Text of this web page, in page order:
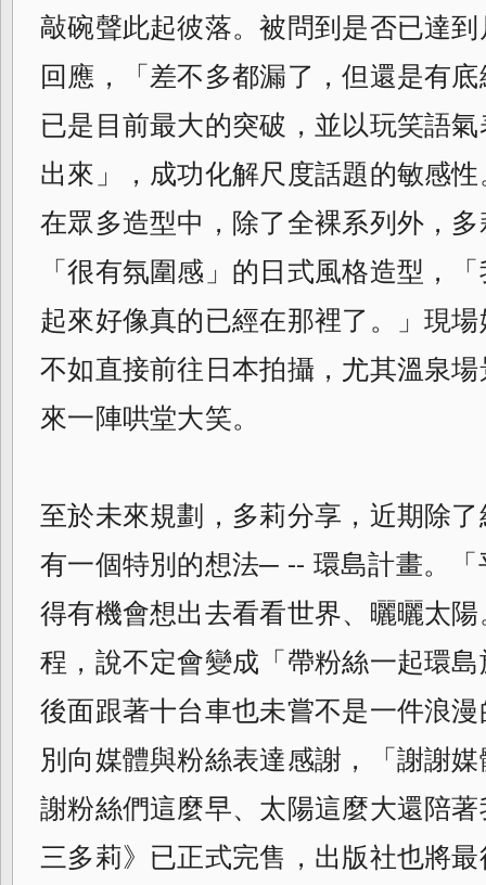
敲碗聲此起彼落。被問到是否已達
回應，「差不多都漏了，但還是有
已是目前最大的突破，並以玩笑語
出來」，成功化解尺度話題的敏感
在眾多造型中，除了全裸系列外，
「很有氛圍感」的日式風格造型，
起來好像真的已經在那裡了。」現
不如直接前往日本拍攝，尤其溫泉
來一陣哄堂大笑。
至於未來規劃，多莉分享，近期除
有一個特別的想法─ -- 環島計畫。
得有機會想出去看看世界、曬曬太
程，說不定會變成「帶粉絲一起環
後面跟著十台車也未嘗不是一件浪
別向媒體與粉絲表達感謝，「謝謝
謝粉絲們這麼早、太陽這麼大還陪
三多莉》已正式完售，出版社也將